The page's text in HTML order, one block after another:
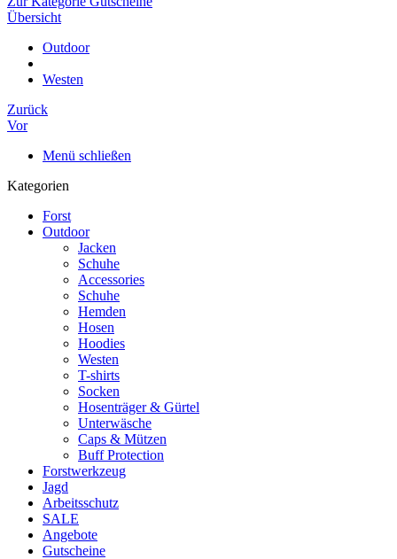
Übersicht
Outdoor
Westen
Zurück
Vor
Menü schließen
Kategorien
Forst
Outdoor
Jacken
Schuhe
Accessories
Schuhe
Hemden
Hosen
Hoodies
Westen
T-shirts
Socken
Hosenträger & Gürtel
Unterwäsche
Caps & Mützen
Buff Protection
Forstwerkzeug
Jagd
Arbeitsschutz
SALE
Angebote
Gutscheine